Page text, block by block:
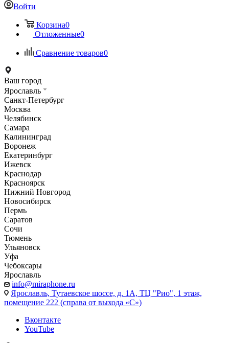
Войти
Корзина0
Отложенные0
Сравнение товаров0
Ваш город
Ярославль
Санкт-Петербург
Москва
Челябинск
Самара
Калининград
Воронеж
Екатеринбург
Ижевск
Краснодар
Красноярск
Нижний Новгород
Новосибирск
Пермь
Саратов
Сочи
Тюмень
Ульяновск
Уфа
Чебоксары
Ярославль
info@miraphone.ru
Ярославль, Тутаевское шоссе, д. 1А, ТЦ "Рио", 1 этаж,
помещение 222 (справа от выхода «С»)
Вконтакте
YouTube